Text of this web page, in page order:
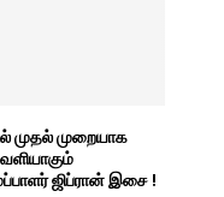
முதல் முறையாக
ஜிப்ரான் இசை !